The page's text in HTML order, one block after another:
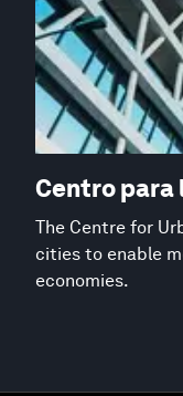
Centro para
The Centre for
cities to enable
economies.